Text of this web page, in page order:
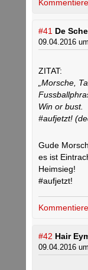
#41 De
09.04.2016
ZITAT:
„Morsche,
Win or bust.
#aufjetzt!
Gude
es ist
Heimsieg!
#aufjetzt!
#42 Hair
09.04.2016